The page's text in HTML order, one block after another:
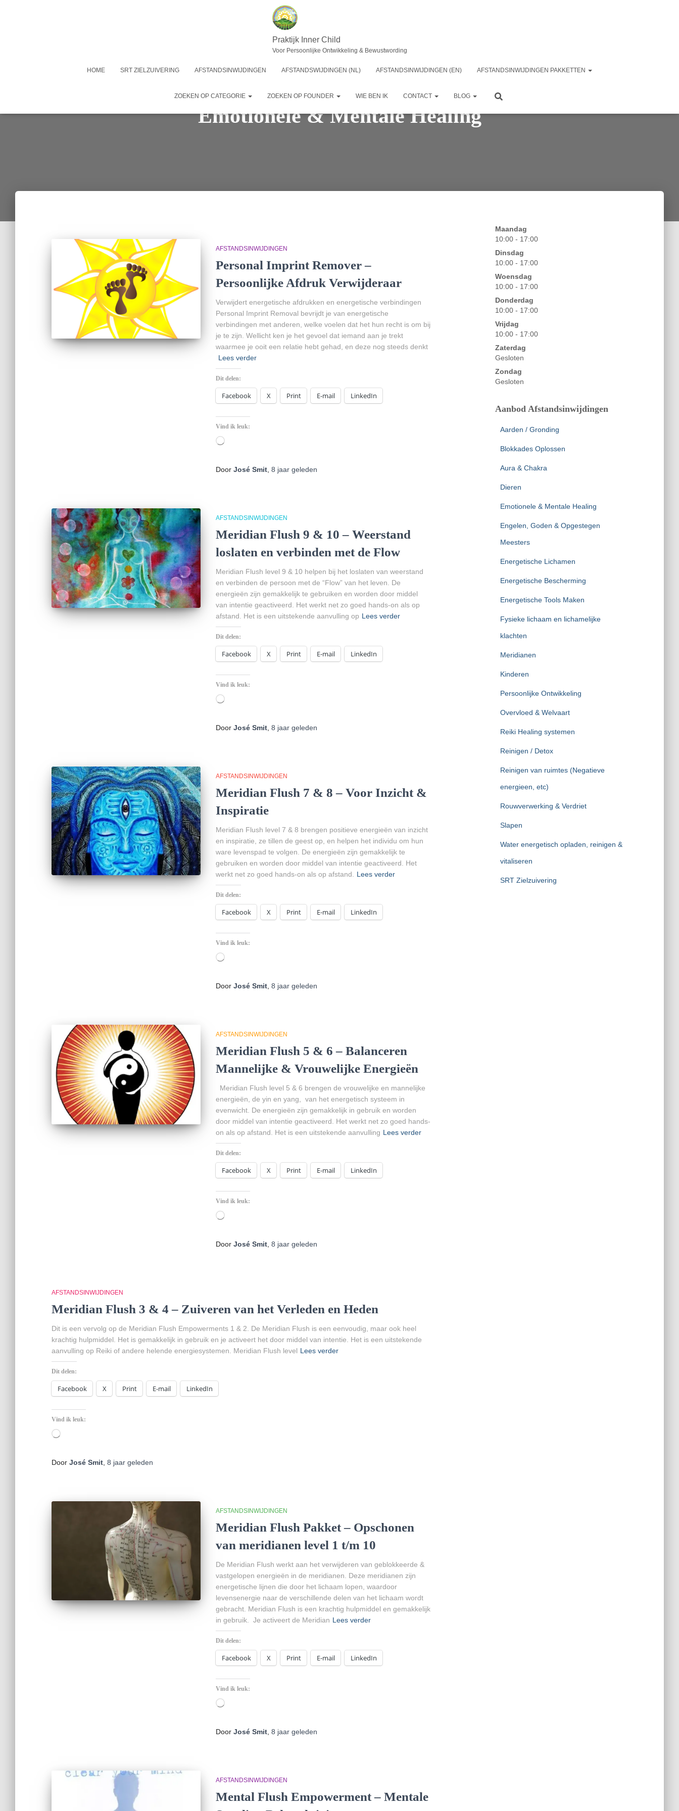
Praktijk Inner Child
Voor Persoonlijke Ontwikkeling & Bewustwording
HOME SRT ZIELZUIVERING AFSTANDSINWIJDINGEN AFSTANDSWIJDINGEN (NL) AFSTANDSINWIJDINGEN (EN) AFSTANDSINWIJDINGEN PAKKETTEN
ZOEKEN OP CATEGORIE ZOEKEN OP FOUNDER WIE BEN IK CONTACT BLOG
Emotionele & Mentale Healing
AFSTANDSINWIJDINGEN
Personal Imprint Remover –
Persoonlijke Afdruk Verwijderaar
Verwijdert energetische afdrukken en energetische verbindingen
Personal Imprint Removal bevrijdt je van energetische
verbindingen met anderen, welke voelen dat het hun recht is om bij
je te zijn. Wellicht ken je het gevoel dat iemand aan je trekt
waarmee je ooit een relatie hebt gehad, en deze nog steeds denkt
Lees verder
Dit delen:
Facebook X Print E-mail LinkedIn
Vind ik leuk:
Aan
Door José Smit 8 jaar geleden
AFSTANDSINWIJDINGEN
Meridian Flush 9 & 10 – Weerstand
loslaten en verbinden met de Flow
Meridian Flush level 9 & 10 helpen bij het loslaten van weerstand
en verbinden de persoon met de “Flow” van het leven. De
energieën zijn gemakkelijk te gebruiken en worden door middel
van intentie geactiveerd. Het werkt net zo goed hands-on als op
afstand. Het is een uitstekende aanvulling op Lees verder
Dit delen:
Facebook X Print E-mail LinkedIn
Vind ik leuk:
Aan
Door José Smit 8 jaar geleden
AFSTANDSINWIJDINGEN
Meridian Flush 7 & 8 – Voor Inzicht &
Inspiratie
Meridian Flush level 7 & 8 brengen positieve energieën van inzicht
en inspiratie, ze tillen de geest op, en helpen het individu om hun
ware levenspad te volgen. De energieën zijn gemakkelijk te
gebruiken en worden door middel van intentie geactiveerd. Het
werkt net zo goed hands-on als op afstand.
Lees verder
Dit delen:
Facebook X Print E-mail LinkedIn
Vind ik leuk:
Aan
Door José Smit 8 jaar geleden
AFSTANDSINWIJDINGEN
Meridian Flush 5 & 6 – Balanceren
Mannelijke & Vrouwelijke Energieën
Meridian Flush level 5 & 6 brengen de vrouwelijke en mannelijke
energieën, de yin en yang, van het energetisch systeem in
evenwicht. De energieën zijn gemakkelijk in gebruik en worden
door middel van intentie geactiveerd. Het werkt net zo goed hands-
on als op afstand. Het is een uitstekende aanvulling Lees verder
Dit delen:
Facebook X Print E-mail LinkedIn
Vind ik leuk:
Aan
Door José Smit 8 jaar geleden
AFSTANDSINWIJDINGEN
Meridian Flush 3 & 4 – Zuiveren van het Verleden en Heden
Dit is een vervolg op de Meridian Flush Empowerments 1 & 2. De Meridian Flush is een eenvoudig, maar ook heel
krachtig hulpmiddel. Het is gemakkelijk in gebruik en je activeert het door middel van intentie. Het is een uitstekende
aanvulling op Reiki of andere helende energiesystemen. Meridian Flush level Lees verder
Dit delen:
Facebook X Print E-mail LinkedIn
Vind ik leuk:
Aan
Door José Smit 8 jaar geleden
AFSTANDSINWIJDINGEN
Meridian Flush Pakket – Opschonen
van meridianen level 1 t/m 10
De Meridian Flush werkt aan het verwijderen van geblokkeerde &
vastgelopen energieën in de meridianen. Deze meridianen zijn
energetische lijnen die door het lichaam lopen, waardoor
levensenergie naar de verschillende delen van het lichaam wordt
gebracht. Meridian Flush is een krachtig hulpmiddel en gemakkelijk
in gebruik. Je activeert de Meridian Lees verder
Dit delen:
Facebook X Print E-mail LinkedIn
Vind ik leuk:
Aan
Door José Smit 8 jaar geleden
AFSTANDSINWIJDINGEN
Mental Flush Empowerment – Mentale
Maandag
10:00 - 17:00
Dinsdag
10:00 - 17:00
Woensdag
10:00 - 17:00
Donderdag
10:00 - 17:00
Vrijdag
10:00 - 17:00
Zaterdag
Gesloten
Zondag
Gesloten
Aanbod Afstandsinwijdingen
Aarden / Gronding
Blokkades Oplossen
Aura & Chakra
Dieren
Emotionele & Mentale Healing
Engelen, Goden & Opgestegen
Meesters
Energetische Lichamen
Energetische Bescherming
Energetische Tools Maken
Fysieke lichaam en lichamelijke
klachten
Meridianen
Kinderen
Persoonlijke Ontwikkeling
Overvloed & Welvaart
Reiki Healing systemen
Reinigen / Detox
Reinigen van ruimtes (Negatieve
energieen, etc)
Rouwverwerking & Verdriet
Slapen
Water energetisch opladen, reinigen &
vitaliseren
SRT Zielzuivering